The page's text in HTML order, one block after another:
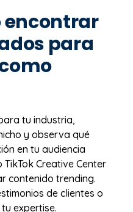
encontrar
para
tu industria,
y observa qué
en tu audiencia
Creative Center
contenido trending.
de clientes o
expertise.